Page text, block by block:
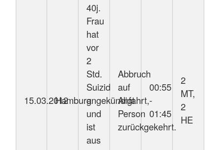
15.03.2012Hamburg
40j.
Frau
hat
vor
2
Std.
Suizid
angekündigt
und
ist
aus
Abbruch
auf
Anfahrt,
Person
zurückgekehrt.
00:55
-
01:45
2
MT,
2
HE